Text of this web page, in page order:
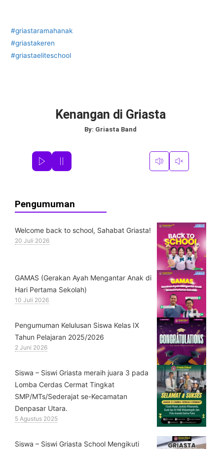
#griastaramahanak
#griastakeren
#griastaeliteschool
Kenangan di Griasta
By: Griasta Band
Pengumuman
Welcome back to school, Sahabat Griasta!
20 Juli 2026
GAMAS (Gerakan Ayah Mengantar Anak di
Hari Pertama Sekolah)
10 Juli 2026
Pengumuman Kelulusan Siswa Kelas IX
Tahun Pelajaran 2025/2026
2 Juni 2026
Siswa – Siswi Griasta meraih juara 3 pada
Lomba Cerdas Cermat Tingkat
SMP/MTs/Sederajat se-Kecamatan
Denpasar Utara.
5 Agustus 2025
Siswa – Siswi Griasta School Mengikuti